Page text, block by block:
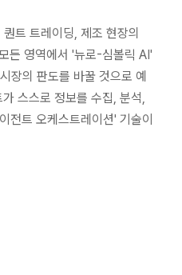
트 트레이딩, 제조 현장의
든 영역에서 '뉴로-심볼릭 AI'
장의 판도를 바꿀 것으로 예
스스로 정보를 수집, 분석,
전트 오케스트레이션' 기술이